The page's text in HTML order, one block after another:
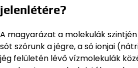
jelenlétére?
A magyarázat a molekulák
sót szórunk a jégre, a só ionjai
jég felületén lévő vízmolekulák